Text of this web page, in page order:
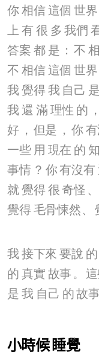
你相信 這個 世界
上 有 很 多 我們
答案 都 是 ： 不
不 相信 這個 世界
我 覺得我 自己 是
我 還 滿 理性 的 ，
好 ， 但是 ， 你
一些 用 現在 的
事情 ？ 你有沒有
就覺得很奇怪 、
覺得毛骨悚然、
我 接下來 要說 的
的 真實 故事 。
是 我 自己 的故事
小時候 睡覺